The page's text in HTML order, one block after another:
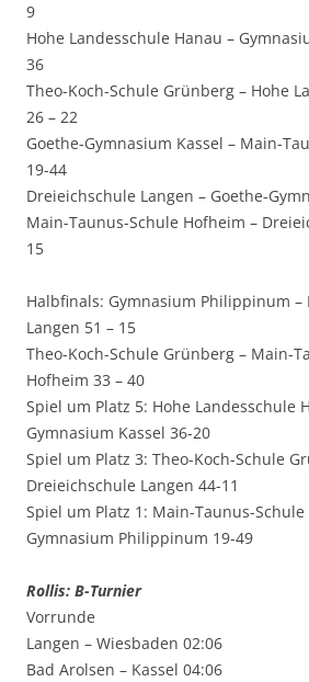
9
Hohe Landesschule Hanau –
36
Theo-Koch-Schule Grünberg – Hohe
26 – 22
Goethe-Gymnasium Kassel – Main-
19-44
Dreieichschule Langen – Goethe-
Main-Taunus-Schule Hofheim –
15
Halbfinals: Gymnasium Philippinum –
Langen 51 – 15
Theo-Koch-Schule Grünberg – Main-
Hofheim 33 – 40
Spiel um Platz 5: Hohe Landesschule
Gymnasium Kassel 36-20
Spiel um Platz 3: Theo-Koch-Schule
Dreieichschule Langen 44-11
Spiel um Platz 1: Main-Taunus-
Gymnasium Philippinum 19-49
Rollis: B-Turnier
Vorrunde
Langen – Wiesbaden 02:06
Bad Arolsen – Kassel 04:06